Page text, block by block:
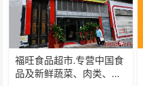
福旺食品超市.专营中国食
品及新鲜蔬菜、肉类、